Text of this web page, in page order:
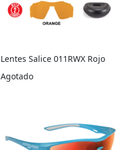
Lentes Salice 011RWX Rojo
Agotado